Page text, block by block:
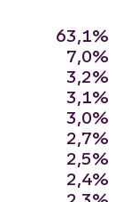
63,1%
7,0%
3,2%
3,1%
3,0%
2,7%
2,5%
2,4%